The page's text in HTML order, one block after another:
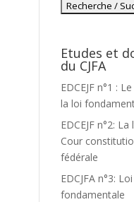
Etudes et
du CJFA
EDCEJF n°1 :
la loi
EDCEJF n°2:
Cour
fédérale
EDCJFA n°3: Loi
fondamentale